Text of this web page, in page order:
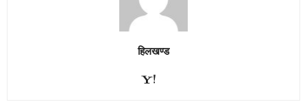
हिलखण्ड